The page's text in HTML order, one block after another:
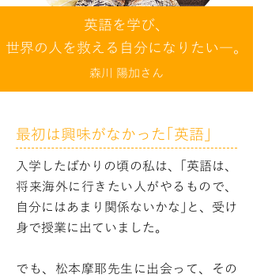
英語を学び、
​世界の人を救える自分になりたい―。
森川 陽加さん
最初は興味がなかった｢英語｣
入学したばかりの頃の私は、｢英語は、
将来海外に行きたい人がやるもので、
自分にはあまり関係ないかな｣と、受け
身で授業に出ていました。
​でも、松本摩耶先生に出会って、その